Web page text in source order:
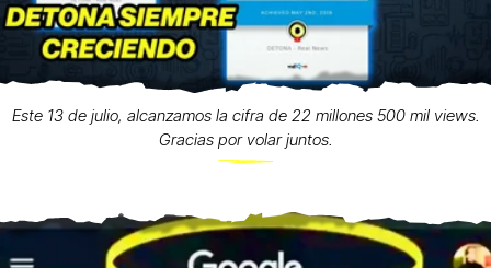
Este 13 de julio, alcanzamos la cifra de 22 millones 500 mil views.
Gracias por volar juntos.